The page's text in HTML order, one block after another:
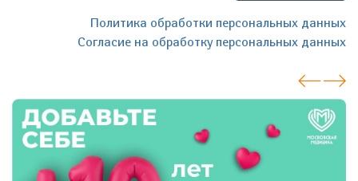
Политика обработки персональных данных
Согласие на обработку персональных данных